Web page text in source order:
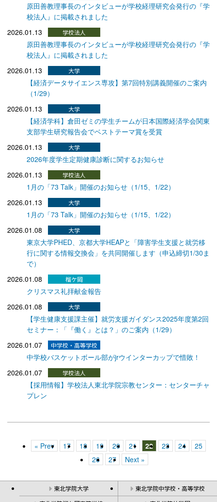
原田善教理事長のインタビューが学校経理研究会発行の『学
校法人』に掲載されました
2026.01.13
原田善教理事長のインタビューが学校経理研究会発行の『学
校法人』に掲載されました
2026.01.13
【経済データサイエンス専攻】第7回特別講義開催のご案内
（1/29）
2026.01.13
【経済学科】倉田ゼミの学生チームが日本国際経済学会関東
支部学生研究報告会でベストテーマ賞を受賞
2026.01.13
2026年度学生定期健康診断に関するお知らせ
2026.01.13
1月の「73 Talk」開催のお知らせ（1/15、1/22）
2026.01.13
1月の「73 Talk」開催のお知らせ（1/15、1/22）
2026.01.08
東京大学PHED、京都大学HEAPと「障害学生支援と就労移
行に関する情報交換会」を共同開催します（申込締切1/30ま
で）
2026.01.08
クリスマス礼拝献金報告
2026.01.08
【学生健康支援課主催】就労支援ガイダンス2025年度第2回
セミナー：「『働く』とは？」のご案内（1/29）
2026.01.07
中学校バスケットボール部がjrウインターカップで惜敗！
2026.01.07
【採用情報】学校法人東北学院宗教センター：センターチャ
プレン
« Prev 17 18 19 20 21 22 23 24
25
26
27 Next »
東北学院大学
東北学院中学校・高等学校